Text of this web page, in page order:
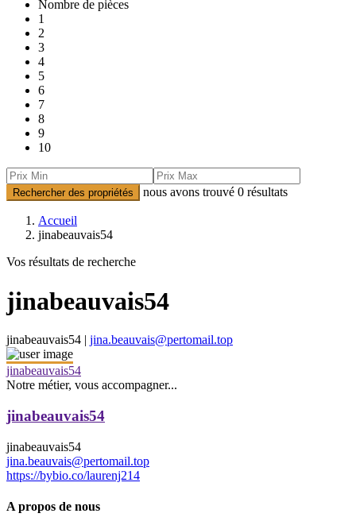
Nombre de pièces
1
2
3
4
5
6
7
8
9
10
Rechercher des propriétés nous avons trouvé 0 résultats
Accueil
jinabeauvais54
Vos résultats de recherche
jinabeauvais54
jinabeauvais54 | jina.beauvais@pertomail.top
jinabeauvais54
Notre métier, vous accompagner...
jinabeauvais54
jinabeauvais54
jina.beauvais@pertomail.top
https://bybio.co/laurenj214
A propos de nous